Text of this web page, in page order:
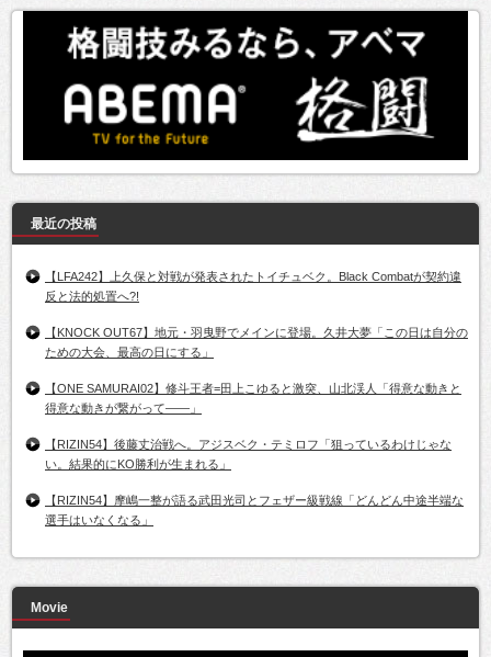
最近の投稿
【LFA242】上久保と対戦が発表されたトイチュベク。Black Combatが契約違
反と法的処置へ?!
【KNOCK OUT67】地元・羽曳野でメインに登場。久井大夢「この日は自分の
ための大会、最高の日にする」
【ONE SAMURAI02】修斗王者=田上こゆると激突、山北渓人「得意な動きと
得意な動きが繋がって――」
【RIZIN54】後藤丈治戦へ。アジスベク・テミロフ「狙っているわけじゃな
い。結果的にKO勝利が生まれる」
【RIZIN54】摩嶋一整が語る武田光司とフェザー級戦線「どんどん中途半端な
選手はいなくなる」
Movie